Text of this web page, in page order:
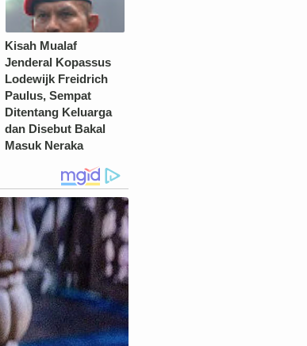
Kisah Mualaf
Jenderal Kopassus
Lodewijk Freidrich
Paulus, Sempat
Ditentang Keluarga
dan Disebut Bakal
Masuk Neraka